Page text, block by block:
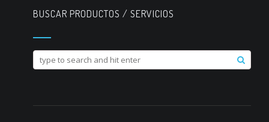
BUSCAR PRODUCTOS / SERVICIOS